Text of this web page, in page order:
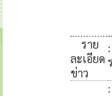
ราย
ละเอียด
ข่าว
:
: